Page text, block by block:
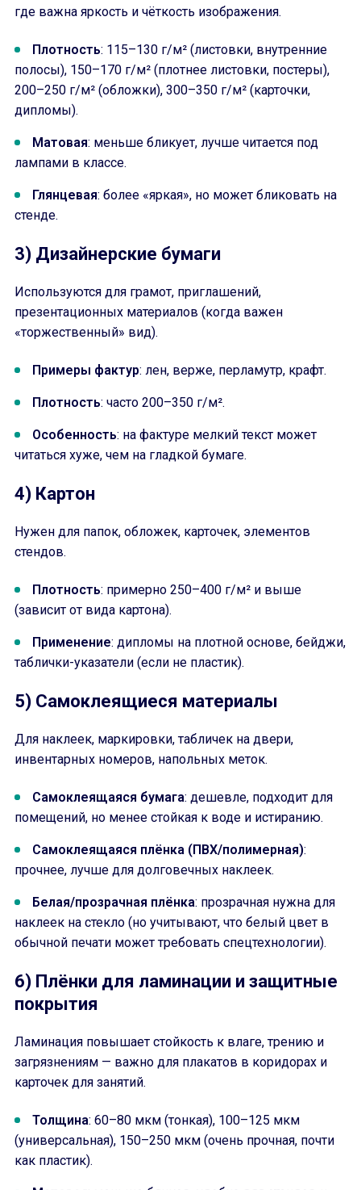
где важна яркость и чёткость изображения.
Плотность: 115–130 г/м² (листовки, внутренние
полосы), 150–170 г/м² (плотнее листовки, постеры),
200–250 г/м² (обложки), 300–350 г/м² (карточки,
дипломы).
Матовая: меньше бликует, лучше читается под
лампами в классе.
Глянцевая: более «яркая», но может бликовать на
стенде.
3) Дизайнерские бумаги
Используются для грамот, приглашений,
презентационных материалов (когда важен
«торжественный» вид).
Примеры фактур: лен, верже, перламутр, крафт.
Плотность: часто 200–350 г/м².
Особенность: на фактуре мелкий текст может
читаться хуже, чем на гладкой бумаге.
4) Картон
Нужен для папок, обложек, карточек, элементов
стендов.
Плотность: примерно 250–400 г/м² и выше
(зависит от вида картона).
Применение: дипломы на плотной основе, бейджи,
таблички-указатели (если не пластик).
5) Самоклеящиеся материалы
Для наклеек, маркировки, табличек на двери,
инвентарных номеров, напольных меток.
Самоклеящаяся бумага: дешевле, подходит для
помещений, но менее стойкая к воде и истиранию.
Самоклеящаяся плёнка (ПВХ/полимерная):
прочнее, лучше для долговечных наклеек.
Белая/прозрачная плёнка: прозрачная нужна для
наклеек на стекло (но учитывают, что белый цвет в
обычной печати может требовать спецтехнологии).
6) Плёнки для ламинации и защитные
покрытия
Ламинация повышает стойкость к влаге, трению и
загрязнениям — важно для плакатов в коридорах и
карточек для занятий.
Толщина: 60–80 мкм (тонкая), 100–125 мкм
(универсальная), 150–250 мкм (очень прочная, почти
как пластик).